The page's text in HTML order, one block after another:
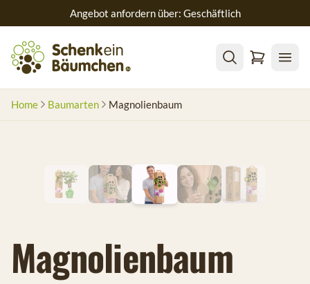
Angebot anfordern über: Geschäftlich
Home Baumarten Magnolienbaum
Magnolienbaum